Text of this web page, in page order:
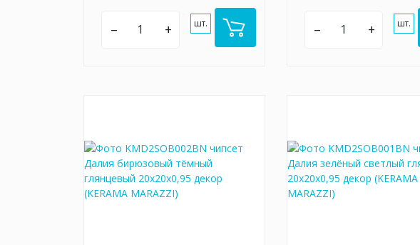
– + шт. – + шт.